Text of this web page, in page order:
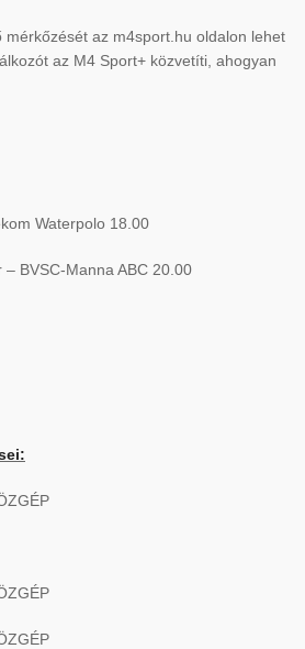
mérkőzését az m4sport.hu oldalon lehet
az M4 Sport+ közvetíti, ahogyan
Waterpolo 18.00
BVSC-Manna ABC 20.00